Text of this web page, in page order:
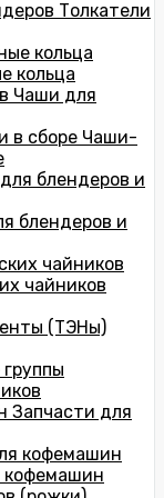
Толкатели
кольца
Чаши для
Чаши-
блендеров и
чайников
(ТЭНы)
Запчасти для
кофемашин